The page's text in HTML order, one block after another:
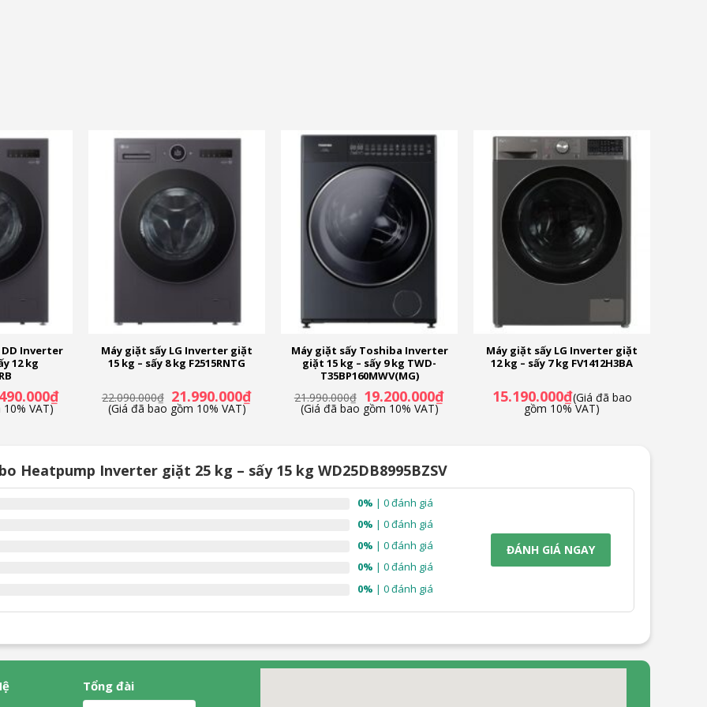
DD Inverter
12 kg
₫Giá
VAT)
Máy giặt sấy LG Inverter giặt
15 kg – sấy 8 kg F2515RNTG
22.090.000₫ Giá
gốc
là:
21.990.000₫Giá
(Giá đã bao gồm 10% VAT)
và nhiều ưu đãi khác
Máy giặt sấy Toshiba Inverter
giặt 15 kg – sấy 9 kg TWD-
T35BP160MWV(MG)
21.990.000₫ Giá
gốc
là:
19.200.000₫Giá
(Giá đã bao gồm 10% VAT)
và nhiều ưu đãi khác
Máy giặt sấy LG Inverter giặt
12 kg – sấy 7 kg FV1412H3BA
15.190.000₫(Giá đã bao
gồm 10% VAT)
và nhiều ưu đãi khác
Heatpump Inverter giặt 25 kg – sấy 15 kg WD25DB8995BZSV
0% | 0 đánh giá
0% | 0 đánh giá
0% | 0 đánh giá
0% | 0 đánh giá
0% | 0 đánh giá
ĐÁNH GIÁ NGAY
Tổng đài